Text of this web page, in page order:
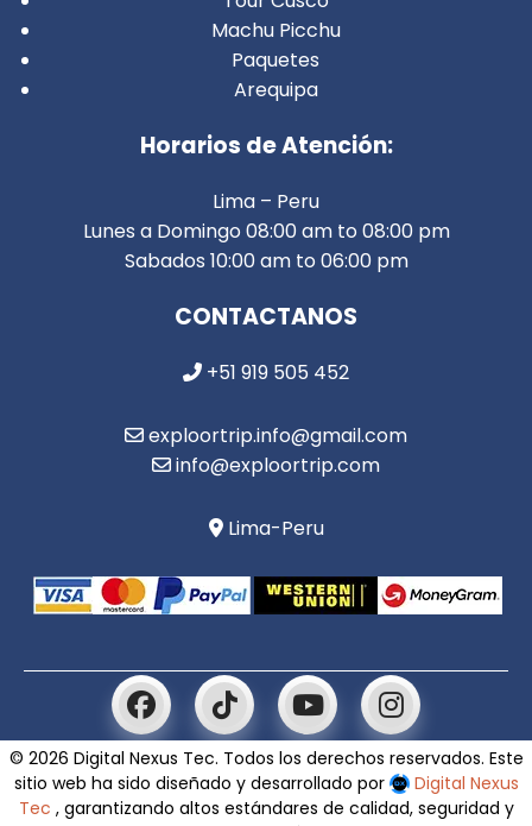
Machu Picchu
Paquetes
Arequipa
Horarios de Atención:
Lima – Peru
Lunes a Domingo 08:00 am to 08:00 pm
Sabados 10:00 am to 06:00 pm
CONTACTANOS
+51 919 505 452
exploortrip.info@gmail.com
info@exploortrip.com
Lima-Peru
© 2026 Digital Nexus Tec. Todos los derechos reservados. Este
sitio web ha sido diseñado y desarrollado por
Digital Nexus
Tec , garantizando altos estándares de calidad, seguridad y